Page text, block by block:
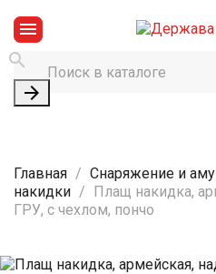



Главная Снаряжение и
накидки
Плащ накидка,
ГРУ, с чехлом, пончо